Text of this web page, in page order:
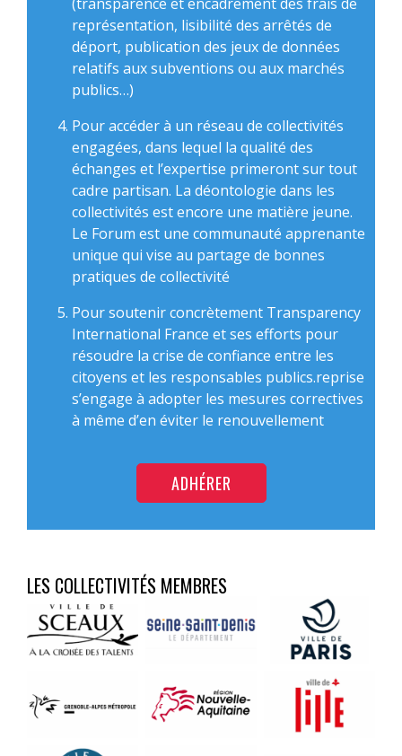
représentation, lisibilité des arrêtés de
déport, publication des jeux de données
relatifs aux subventions ou aux marchés
publics…)
Pour accéder à un réseau de collectivités
engagées, dans lequel la qualité des
échanges et l’expertise primeront sur tout
cadre partisan. La déontologie dans les
collectivités est encore une matière jeune.
Le Forum est une communauté apprenante
unique qui vise au partage de bonnes
pratiques de collectivité
Pour soutenir concrètement Transparency
International France et ses efforts pour
résoudre la crise de confiance entre les
citoyens et les responsables publics.reprise
s’engage à adopter les mesures correctives
à même d’en éviter le renouvellement
ADHÉRER
LES COLLECTIVITÉS MEMBRES
Aucune
légende
Aucune
légende
Aucune
légende
légende
Aucune
légende
Aucune
légende